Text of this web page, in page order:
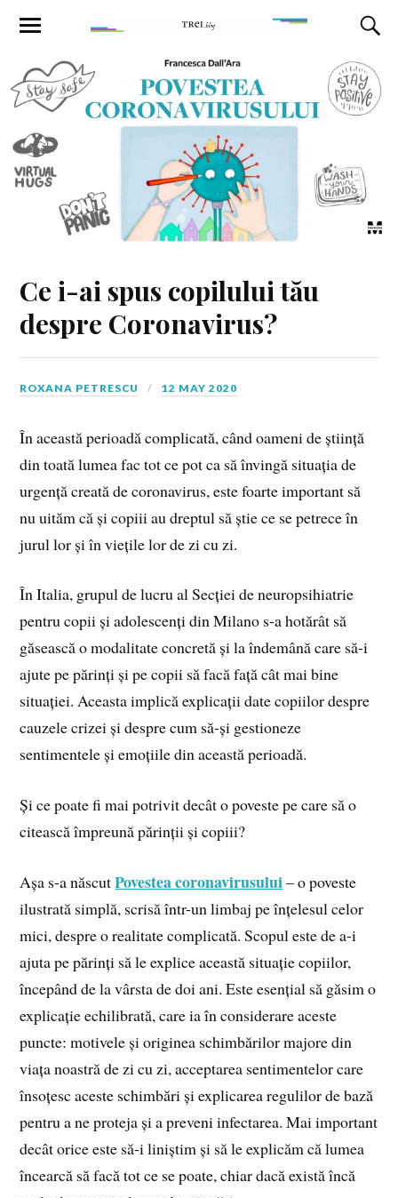
Ce i-ai spus copilului tău
despre Coronavirus?
ROXANA PETRESCU 12 MAY 2020
În această perioadă complicată, când oameni de știință
din toată lumea fac tot ce pot ca să învingă situația de
urgență creată de coronavirus, este foarte important să
nu uităm că și copiii au dreptul să știe ce se petrece în
jurul lor și în viețile lor de zi cu zi.
În Italia, grupul de lucru al Secției de neuropsihiatrie
pentru copii și adolescenți din Milano s-a hotărât să
găsească o modalitate concretă și la îndemână care să-i
ajute pe părinți și pe copii să facă față cât mai bine
situației. Aceasta implică explicații date copiilor despre
cauzele crizei și despre cum să-și gestioneze
sentimentele și emoțiile din această perioadă.
Și ce poate fi mai potrivit decât o poveste pe care să o
citească împreună părinții și copiii?
Așa s-a născutPovestea coronavirusului– o poveste
ilustrată simplă, scrisă într-un limbaj pe înțelesul celor
mici, despre o realitate complicată. Scopul este de a-i
ajuta pe părinți să le explice această situație copiilor,
începând de la vârsta de doi ani. Este esențial să găsim o
explicație echilibrată, care ia în considerare aceste
puncte: motivele și originea schimbărilor majore din
viața noastră de zi cu zi, acceptarea sentimentelor care
însoțesc aceste schimbări și explicarea regulilor de bază
pentru a ne proteja și a preveni infectarea. Mai important
decât orice este să-i liniștim și să le explicăm că lumea
încearcă să facă tot ce se poate, chiar dacă există încă